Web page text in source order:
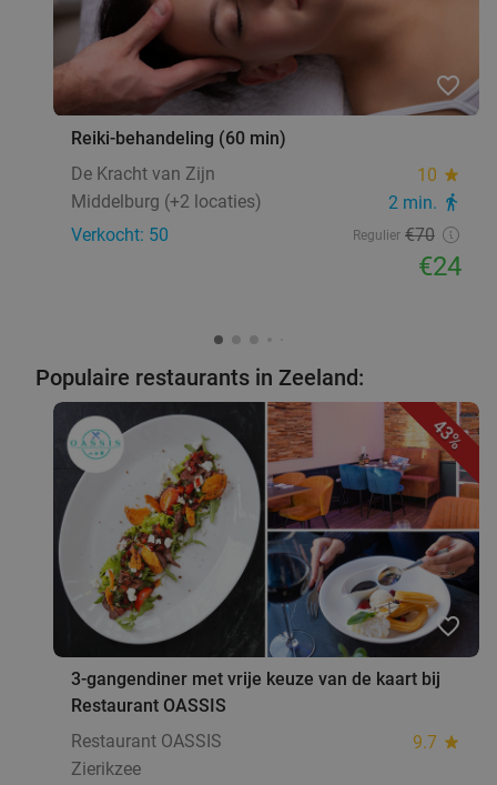
favorite_border
Reiki-behandeling (60 min)
De Kracht van Zijn
10 star
Middelburg (+2 locaties) 2 min. directions_walk
Verkocht: 50 Regulier €70
€24
Populaire restaurants in Zeeland:
43%
favorite_border
3-gangendiner met vrije keuze van de kaart bij
Restaurant OASSIS
Restaurant OASSIS
9.7 star
Zierikzee